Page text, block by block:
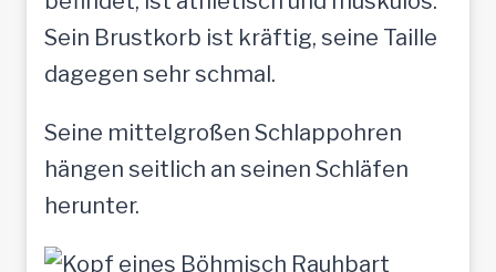
Sein Brustkorb ist kräftig, seine Taille
dagegen sehr schmal.
Seine mittelgroßen Schlappohren
hängen seitlich an seinen Schläfen
herunter.